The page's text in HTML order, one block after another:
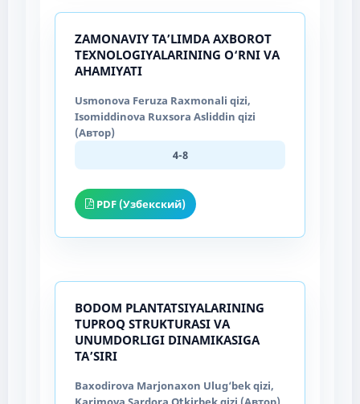
ZAMONAVIY TA’LIMDA AXBOROT
TEXNOLOGIYALARINING O‘RNI VA
AHAMIYATI
Usmonova Feruza Raxmonali qizi,
Isomiddinova Ruxsora Asliddin qizi
(Автор)
4-8
PDF (Узбекский)
BODOM PLANTATSIYALARINING
TUPROQ STRUKTURASI VA
UNUMDORLIGI DINAMIKASIGA
TA’SIRI
Baxodirova Marjonaxon Ulug‘bek qizi,